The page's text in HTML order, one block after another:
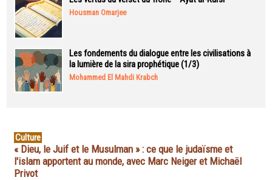
Housman Omarjee
Les fondements du dialogue entre les civilisations à
la lumière de la sira prophétique (1/3)
Mohammed El Mahdi Krabch
Culture
« Dieu, le Juif et le Musulman » : ce que le judaïsme et
l'islam apportent au monde, avec Marc Neiger et Michaël
Privot